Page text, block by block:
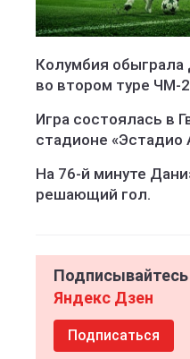
Колумбия обыграла
во втором туре ЧМ-
Игра состоялась в
стадионе «Эстадио
На 76-й минуте
решающий гол.
Яндекс Дзен
Подписаться